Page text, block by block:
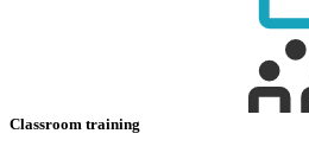
Classroom training